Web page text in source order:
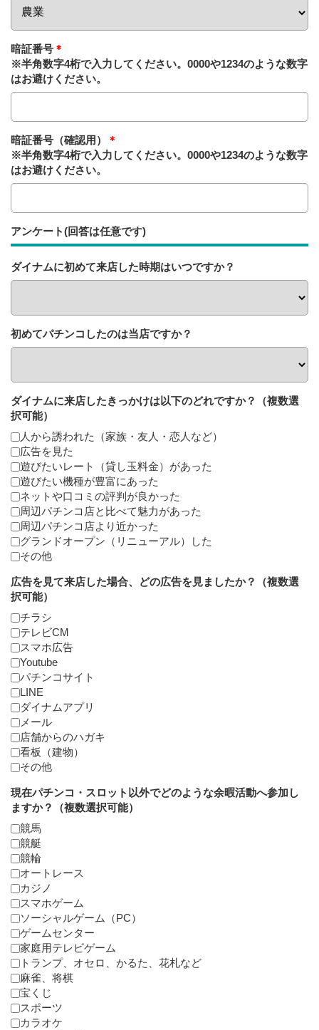
暗証番号 ＊
※半角数字4桁で入力してください。0000や1234のような数字
はお避けください。
暗証番号（確認用）
＊
※半角数字4桁で入力してください。0000や1234のような数字
はお避けください。
アンケート(回答は任意です)
ダイナムに初めて来店した時期はいつですか？
初めてパチンコしたのは当店ですか？
ダイナムに来店したきっかけは以下のどれですか？（複数選
択可能）
人から誘われた（家族・友人・恋人など）
広告を見た
遊びたいレート（貸し玉料金）があった
遊びたい機種が豊富にあった
ネットや口コミの評判が良かった
周辺パチンコ店と比べて魅力があった
周辺パチンコ店より近かった
グランドオープン（リニューアル）した
その他
広告を見て来店した場合、どの広告を見ましたか？（複数選
択可能）
チラシ
テレビCM
スマホ広告
Youtube
パチンコサイト
LINE
ダイナムアプリ
メール
店舗からのハガキ
看板（建物）
その他
現在パチンコ・スロット以外でどのような余暇活動へ参加し
ますか？（複数選択可能）
競馬
競艇
競輪
オートレース
カジノ
スマホゲーム
ソーシャルゲーム（PC）
ゲームセンター
家庭用テレビゲーム
トランプ、オセロ、かるた、花札など
麻雀、将棋
宝くじ
スポーツ
カラオケ